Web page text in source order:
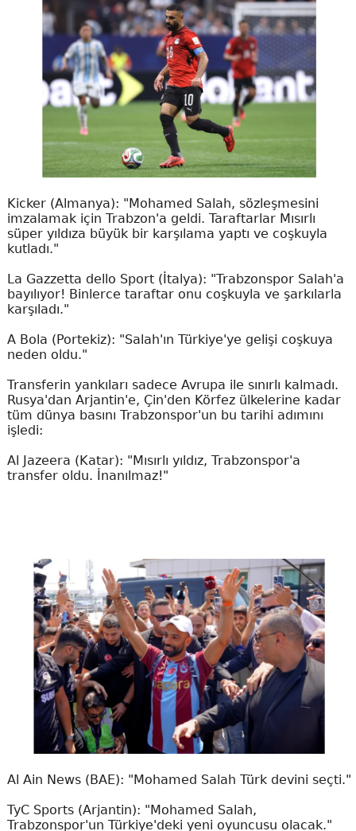
Kicker (Almanya): "Mohamed Salah, sözleşmesini
imzalamak için Trabzon'a geldi. Taraftarlar Mısırlı
süper yıldıza büyük bir karşılama yaptı ve coşkuyla
kutladı."
La Gazzetta dello Sport (İtalya): "Trabzonspor Salah'a
bayılıyor! Binlerce taraftar onu coşkuyla ve şarkılarla
karşıladı."
A Bola (Portekiz): "Salah'ın Türkiye'ye gelişi coşkuya
neden oldu."
Transferin yankıları sadece Avrupa ile sınırlı kalmadı.
Rusya'dan Arjantin'e, Çin'den Körfez ülkelerine kadar
tüm dünya basını Trabzonspor'un bu tarihi adımını
işledi:
Al Jazeera (Katar): "Mısırlı yıldız, Trabzonspor'a
transfer oldu. İnanılmaz!"
Al Ain News (BAE): "Mohamed Salah Türk devini seçti."
TyC Sports (Arjantin): "Mohamed Salah,
Trabzonspor'un Türkiye'deki yeni oyuncusu olacak."